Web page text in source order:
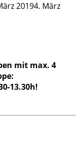
20194. März
mit max. 4
13.30h!